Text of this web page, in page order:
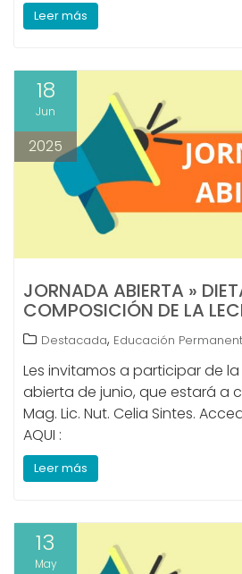
Leer más
18
Jun
2025
JORNADA ABIERTA »
COMPOSICIÓN DE LA
Destacada, Educación
Les invitamos a participar de
abierta de junio, que estará a
Mag. Lic. Nut. Celia Sintes.
AQUI :
Leer más
13
May